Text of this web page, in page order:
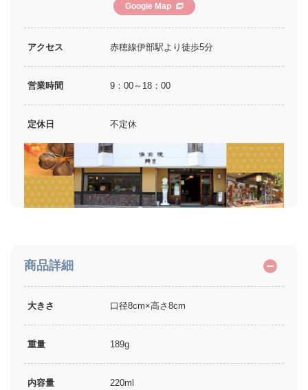
商品詳細
大きさ 口径8cm×高さ8cm
重量 189g
内容量 220ml
Google Map
アクセス 赤穂線伊部駅より徒歩5分
営業時間 9：00～18：00
定休日 不定休